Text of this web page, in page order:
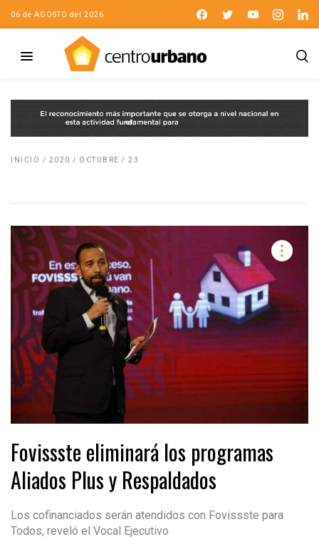
06 de AGOSTO del 2026
INICIO / 2020 / OCTUBRE / 23
Fovissste eliminará los programas
Aliados Plus y Respaldados
Los cofinanciados serán atendidos con Fovissste para
Todos, reveló el Vocal Ejecutivo